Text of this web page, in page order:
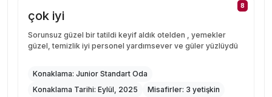
8
çok iyi
Sorunsuz güzel bir tatildi keyif aldık otelden , yemekler
güzel, temizlik iyi personel yardımsever ve güler yüzlüydü
Konaklama: Junior Standart Oda
Konaklama Tarihi: Eylül, 2025 Misafirler: 3 yetişkin